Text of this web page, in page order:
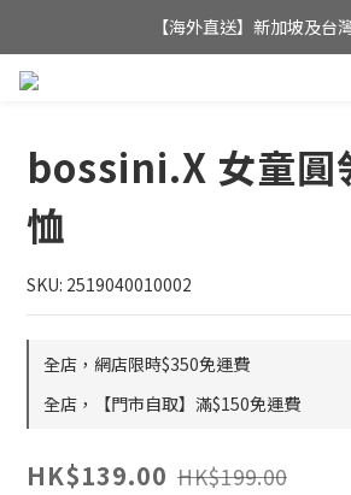
全店滿$350，即可享港澳地
【海外直送】新加坡及台
bossini.X 女童圓
恤
SKU: 2519040010002
全店，網店限時$350免運費
全店，【門市自取】滿$150免運費
HK$139.00 HK$199.00